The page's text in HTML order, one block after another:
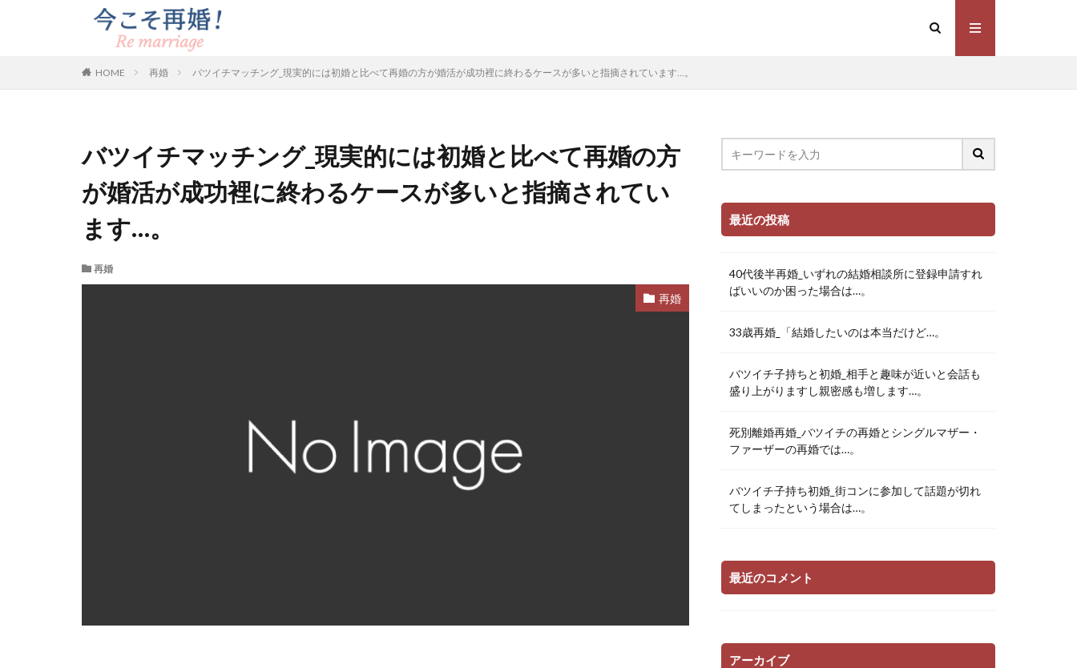
HOME 再婚 バツイチマッチング_現実的には初婚と比べて再婚の方が婚活が成功裡に終わるケースが多いと指摘されています…。
バツイチマッチング_現実的には初婚と比べて再婚の方
が婚活が成功裡に終わるケースが多いと指摘されてい
ます…。
再婚
再婚
最近の投稿
40代後半再婚_いずれの結婚相談所に登録申請すれ
ばいいのか困った場合は…。
33歳再婚_「結婚したいのは本当だけど…。
バツイチ子持ちと初婚_相手と趣味が近いと会話も
盛り上がりますし親密感も増します…。
死別離婚再婚_バツイチの再婚とシングルマザー・
ファーザーの再婚では…。
バツイチ子持ち初婚_街コンに参加して話題が切れ
てしまったという場合は…。
最近のコメント
アーカイブ